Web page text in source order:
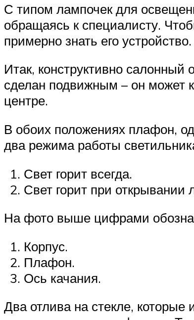
С типом лампочек для
обращаясь к специалисту.
примерно знать его устройство.
Итак, конструктивно салонный
сделан подвижным – он может
центре.
В обоих положениях плафон,
два режима работы
Свет горит всегда.
Свет горит при открывании
На фото выше цифрами
Корпус.
Плафон.
Ось качания.
Два отлива на стекле,